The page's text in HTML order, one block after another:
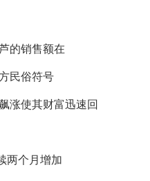
的销售额在
民俗符号
涨使其财富迅速回
两个月增加